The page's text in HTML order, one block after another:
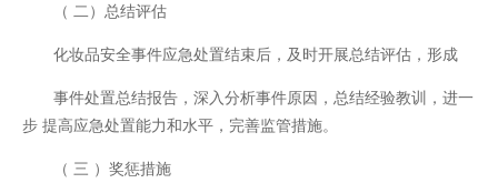
（ 二）总结评估
化妆品安全事件应急处置结束后，及时开展总结评估，形成
事件处置总结报告，深入分析事件原因，总结经验教训，进一
步 提高应急处置能力和水平，完善监管措施。
（ 三 ）奖惩措施